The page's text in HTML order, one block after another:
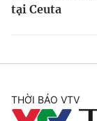
tại Ceuta
THỜI BÁO VTV